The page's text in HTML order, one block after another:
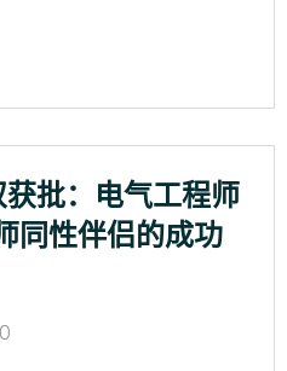
批：电气工程师
同性伴侣的成功